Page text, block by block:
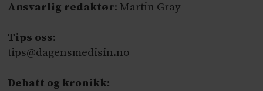
Ansvarlig redaktør: Martin Gray
Tips oss:
tips@dagensmedisin.no
Debatt og kronikk: